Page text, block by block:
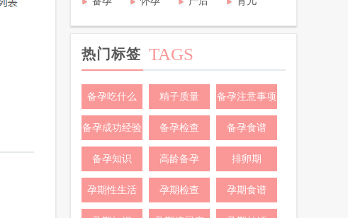
热门标签 TAGS
备孕吃什么 精子质量 备孕注意事项
备孕成功经验 备孕检查 备孕食谱
备孕知识 高龄备孕 排卵期
孕期性生活 孕期检查 孕期食谱